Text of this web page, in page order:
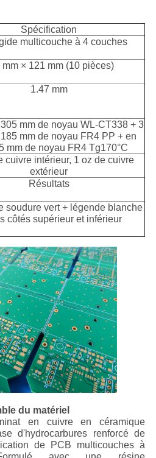
Spécification
multicouche à 4 couches
mm × 121 mm (10 pièces)
1.47 mm
mm de noyau WL-CT338 + 3
mm de noyau FR4 PP + en
mm de noyau FR4 Tg170°C
cuivre intérieur, 1 oz de cuivre
extérieur
Résultats
soudure vert + légende blanche
côtés supérieur et inférieur
du matériel
en cuivre en céramique
d'hydrocarbures renforcé de
de PCB multicouches à